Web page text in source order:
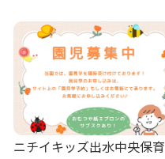
ニチイキッズ出水中央保育